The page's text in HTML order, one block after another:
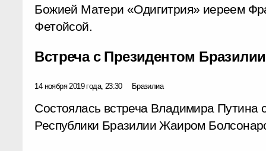
Божией Матери «Одигитрия» иереем
Фетойсой.
Встреча с Президентом
14 ноября 2019 года, 23:30 Бразилиа
Состоялась встреча Владимира
Республики Бразилии Жаиром